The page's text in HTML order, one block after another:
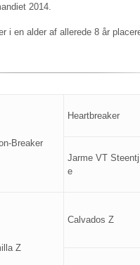
2014.
i en alder af allerede 8 år
Breaker
Heartbreaker
Jarme VT Steentj
e
Z
Calvados Z